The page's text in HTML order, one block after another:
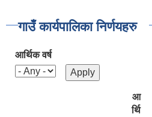
गाउँ कार्यपालिका निर्णयहरु
आर्थिक वर्ष
आ
र्थि